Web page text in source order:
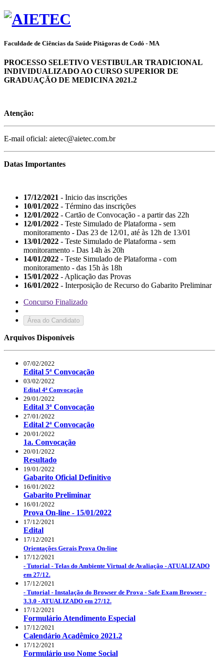
Faculdade de Ciências da Saúde Pitágoras de Codó - MA
PROCESSO SELETIVO VESTIBULAR TRADICIONAL
INDIVIDUALIZADO AO CURSO SUPERIOR DE
GRADUAÇÃO DE MEDICINA 2021.2
Atenção:
E-mail oficial: aietec@aietec.com.br
Datas Importantes
17/12/2021 - Inicio das inscrições
10/01/2022 - Término das inscrições
12/01/2022 - Cartão de Convocação - a partir das 22h
12/01/2022 - Teste Simulado de Plataforma - sem
monitoramento - Das 23 de 12/01, até às 12h de 13/01
13/01/2022 - Teste Simulado de Plataforma - sem
monitoramento - Das 14h às 20h
14/01/2022 - Teste Simulado de Plataforma - com
monitoramento - das 15h às 18h
15/01/2022 - Aplicação das Provas
16/01/2022 - Interposição de Recurso do Gabarito Preliminar
Concurso Finalizado
Área do Candidato
Arquivos Disponíveis
07/02/2022
Edital 5ª Convocação
03/02/2022
Edital 4ª Convocação
29/01/2022
Edital 3ª Convocação
27/01/2022
Edital 2ª Convocação
20/01/2022
1a. Convocação
20/01/2022
Resultado
19/01/2022
Gabarito Oficial Definitivo
16/01/2022
Gabarito Preliminar
16/01/2022
Prova On-line - 15/01/2022
17/12/2021
Edital
17/12/2021
Orientações Gerais Prova On-line
17/12/2021
- Tutorial - Telas do Ambiente Virtual de Avaliação - ATUALIZADO
em 27/12.
17/12/2021
- Tutorial - Instalação do Browser de Prova - Safe Exam Browser -
3.3.0 - ATUALIZADO em 27/12.
17/12/2021
Formulário Atendimento Especial
17/12/2021
Calendário Acadêmico 2021.2
17/12/2021
Formulário uso Nome Social